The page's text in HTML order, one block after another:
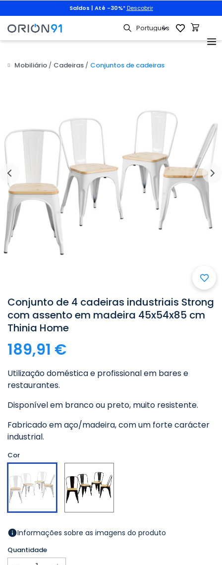
Saldos | Até -30%* Descobrir
Mobiliário Cadeiras Conjuntos de cadeiras
Conjunto de 4 cadeiras industriais Strong
com assento em madeira 45x54x85 cm
Thinia Home
189,91 €
Utilização doméstica e profissional em bares e
restaurantes.
Disponível em branco ou preto, muito resistente.
Fabricado em aço/madeira, com um forte carácter
industrial.
Cor
Branco Preto
Informações sobre as imagens do produto
Quantidade